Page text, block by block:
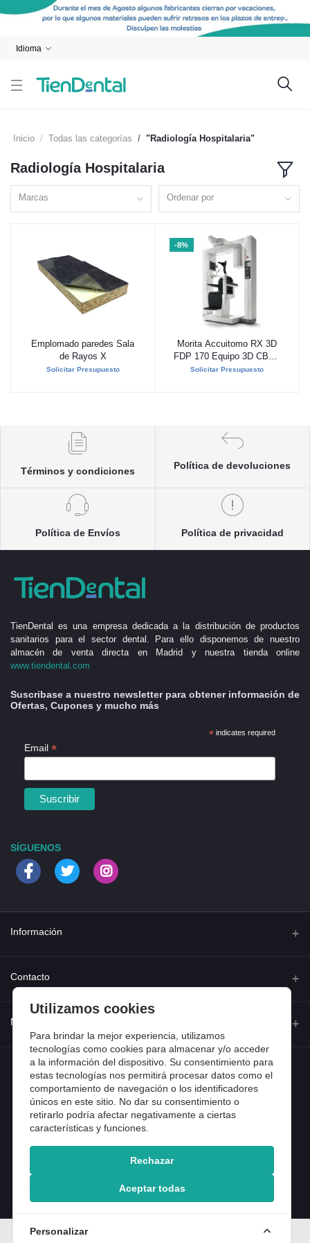
Idioma
Inicio Todas las categorías "Radiología Hospitalaria"
Radiología Hospitalaria
Marcas Ordenar por
Añadir al carrito
Emplomado paredes Sala
de Rayos X
Solicitar Presupuesto
-8%
Añadir al carrito
Morita Accuitomo RX 3D
FDP 170 Equipo 3D CBCT
multi FOV
Solicitar Presupuesto
Términos y condiciones
Política de devoluciones
Política de Envíos Política de privacidad
TienDental es una empresa dedicada a la distribución de productos
sanitarios para el sector dental. Para ello disponemos de nuestro
almacén de venta directa en Madrid y nuestra tienda online
www.tiendental.com
Suscribase a nuestro newsletter para obtener información de
Ofertas, Cupones y mucho más
*indicates required
Email *
SÍGUENOS
Información
Quienes somos
Preguntas frecuentes
Entradas de blog
Contacto
Calle Ferraz 42, Madrid
Teléfono
918 13 81 81
Email
info@tiendental.com
Mi cuenta
Iniciar sesión
Historial de pedidos
Mi lista de compra
Copyright 2025 © TienDental productos dentales, S.L..
Utilizamos cookies
Para brindar la mejor experiencia, utilizamos
tecnologías como cookies para almacenar y/o acceder
a la información del dispositivo. Su consentimiento para
estas tecnologías nos permitirá procesar datos como el
comportamiento de navegación o los identificadores
únicos en este sitio. No dar su consentimiento o
retirarlo podría afectar negativamente a ciertas
características y funciones.
Rechazar
Aceptar todas
Personalizar